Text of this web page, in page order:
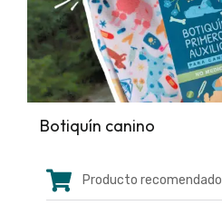
Botiquín canino
Producto recomendado